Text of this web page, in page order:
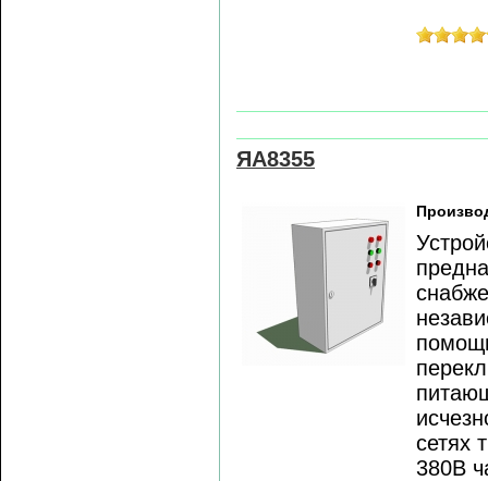
ЯА8355
сетях
380В